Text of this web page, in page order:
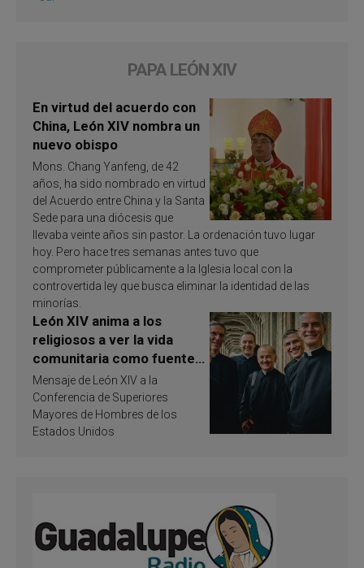
PAPA LEÓN XIV
En virtud del acuerdo con
China, León XIV nombra un
nuevo obispo
Mons. Chang Yanfeng, de 42
años, ha sido nombrado en virtud
del Acuerdo entre China y la Santa
Sede para una diócesis que
llevaba veinte años sin pastor. La ordenación tuvo lugar
hoy. Pero hace tres semanas antes tuvo que
comprometer públicamente a la Iglesia local con la
controvertida ley que busca eliminar la identidad de las
minorías.
León XIV anima a los
religiosos a ver la vida
comunitaria como fuente
de inspiración y
santificación
Mensaje de León XIV a la
Conferencia de Superiores
Mayores de Hombres de los
Estados Unidos